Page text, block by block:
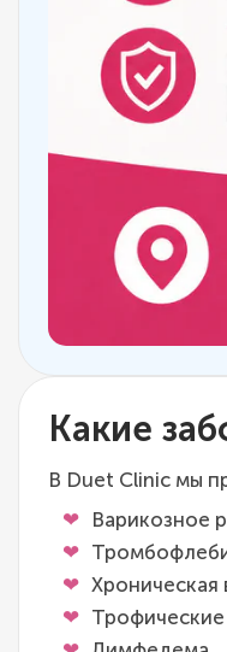
Какие
В Duet Clinic мы
Варикозное
Хроническая
Трофические